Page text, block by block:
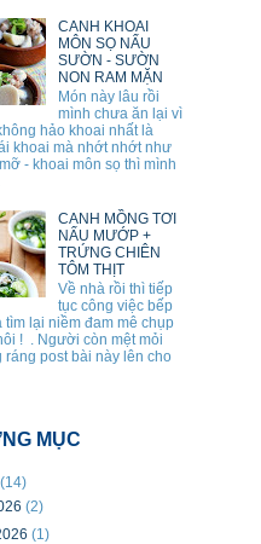
CANH KHOAI
MÔN SỌ NẤU
SƯỜN - SƯỜN
NON RAM MẶN
Món này lâu rồi
mình chưa ăn lại vì
hảo khoai nhất là
khoai mà nhớt nhớt như
- khoai môn sọ thì mình
CANH MỒNG TƠI
NẤU MƯỚP +
TRỨNG CHIÊN
TÔM THỊT
Về nhà rồi thì tiếp
tục công việc bếp
tìm lại niềm đam mê chụp
! . Người còn mệt mỏi
ráng post bài này lên cho
MỤC
(14)
(2)
(1)